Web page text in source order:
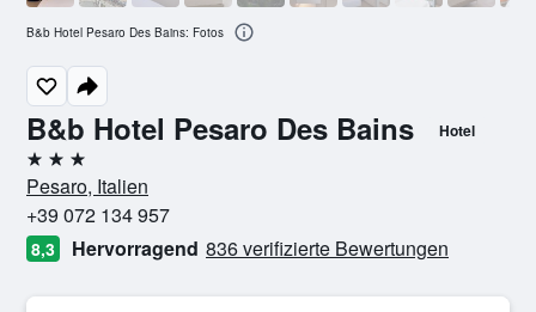
B&b Hotel Pesaro Des Bains Hotel
3 Sterne
Pesaro, Italien
+39 072 134 957
8,3 Hervorragend 836 verifizierte Bewertungen
B&b Hotel Pesaro Des Bains: Fotos